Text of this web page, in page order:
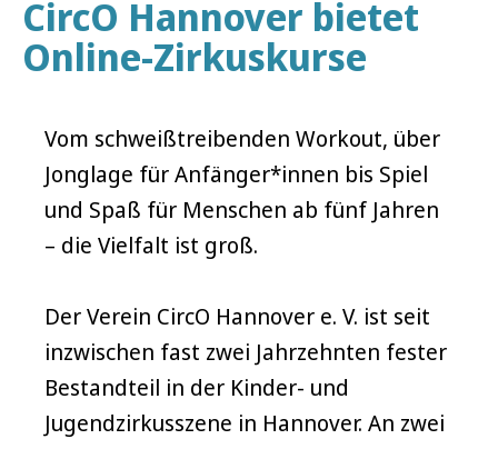
CircO Hannover bietet
Online-Zirkuskurse
Vom schweißtreibenden Workout, über
Jonglage für Anfänger*innen bis Spiel
und Spaß für Menschen ab fünf Jahren
– die Vielfalt ist groß.
Der Verein CircO Hannover e. V. ist seit
inzwischen fast zwei Jahrzehnten fester
Bestandteil in der Kinder- und
Jugendzirkusszene in Hannover. An zwei